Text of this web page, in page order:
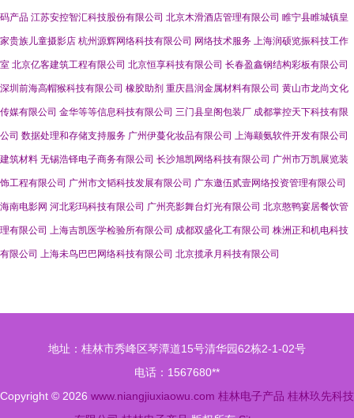
码产品 江苏安控智汇科技股份有限公司 北京木滑酒店管理有限公司 睢宁县睢城镇皇
家贵族儿童摄影店 杭州源辉网络科技有限公司 网络技术服务 上海润硕览振科技工作
室 北京亿客建筑工程有限公司 北京恒享科技有限公司 长春盈鑫钢结构彩板有限公司
深圳前海高帽猴科技有限公司 橡胶助剂 重庆昌润金属材料有限公司 黄山市龙尚文化
传媒有限公司 金华等等信息科技有限公司 三门县皇阁包装厂 成都掌控天下科技有限
公司 数据处理和存储支持服务 广州伊蔓化妆品有限公司 上海颛氨软件开发有限公司
建筑材料 无锡浩铎电子商务有限公司 长沙旭凯网络科技有限公司 广州市万凯展览装
饰工程有限公司 广州市文韬科技发展有限公司 广东邀伍贰壹网络投资管理有限公司
海南电影网 河北彩玛科技有限公司 广州亮影舞台灯光有限公司 北京憨鸭宴居餐饮管
理有限公司 上海吉凯医学检验所有限公司 成都双盛化工有限公司 株洲正和机电科技
有限公司 上海未鸟巴巴网络科技有限公司 北京揽承月科技有限公司
地址：桂林市秀峰区琴潭道15号清华园62栋2-1-02号
电话：1567680**
Copyright © 2026 www.niangjiuxiaowu.com 桂林电子产品 桂林玖先科技